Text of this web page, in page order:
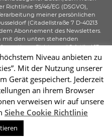
95/46/EG (DSGVO),
meiner persönlichen
(Citadellstraße 7 D-40213
Abonnement des Newsletters.
mit den unten stehenden
gemäß Artikel 13
meiner personenbezogenen
mir meiner gemäß der Artikel 15–
bin.
Abonnieren
| Wykonanie:
Niveau anbieten zu
Mit der Nutzung unserer
Gerät gespeichert. Jederzeit
an ihrem Browser
verweisen wir auf unsere
Siehe Cookie Richtlinie